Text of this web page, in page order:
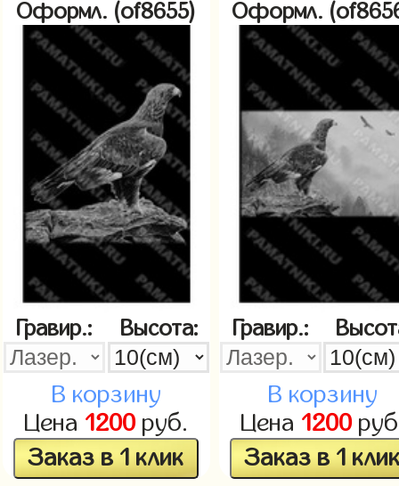
Оформл. (of8655)
Гравир.: Высота:
В корзину
Цена 1200руб.
Заказ в 1 клик
Оформл.
Гравир.:
В корзину
Цена 1200
Заказ в 1